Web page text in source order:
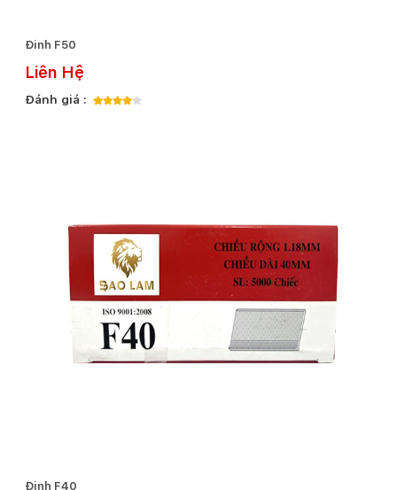
Đinh F50
Liên Hệ
Đánh giá :
Đinh F40